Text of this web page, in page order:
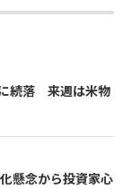
に続落 来週は米物
懸念から投資家心